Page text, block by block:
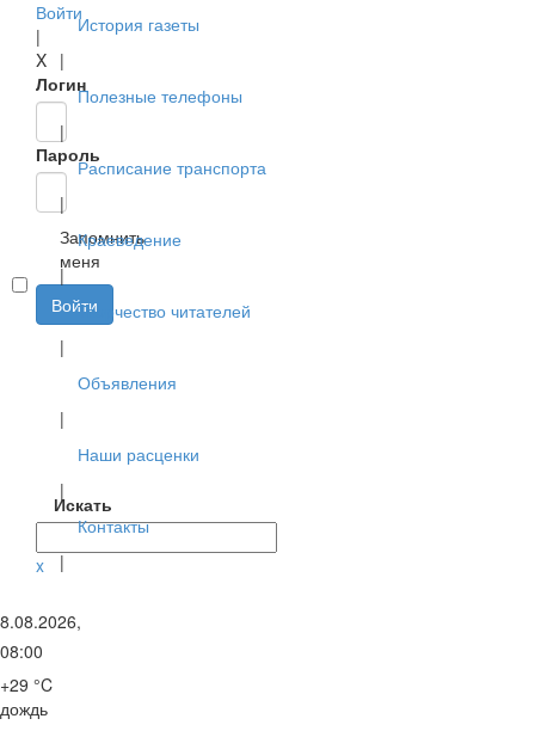
Войти
|
X
Логин
Пароль
Запомнить
меня
Войти
Искать
x
История газеты
|
Полезные телефоны
|
Расписание транспорта
|
Краеведение
|
Творчество читателей
|
Объявления
|
Наши расценки
|
Контакты
|
8.08.2026,
08:00
+29 °C
дождь